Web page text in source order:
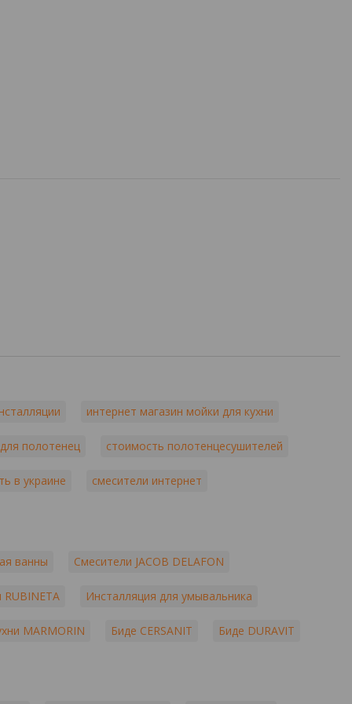
интернет магазин мойки для кухни
полотенец стоимость полотенцесушителей
в украине смесители интернет
ванны Смесители JACOB DELAFON
Инсталляция для умывальника
MARMORIN Биде CERSANIT Биде DURAVIT